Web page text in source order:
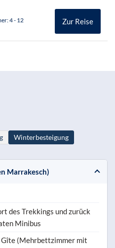
4 - 12 Zur Reise
Winterbesteigung
Marrakesch)
des Trekkings und zurück
Minibus
Gîte (Mehrbettzimmer mit